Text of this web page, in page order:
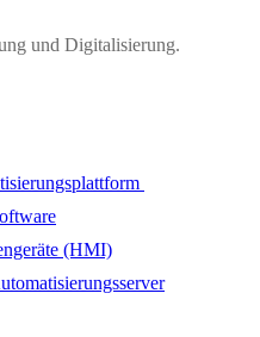
und Digitalisierung.
(HMI)